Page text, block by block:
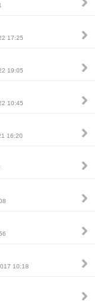
17:25
19:05
10:45
16:20
10:18